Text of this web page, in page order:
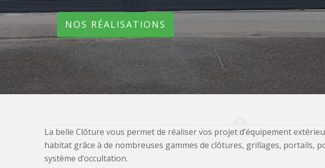
NOS RÉALISATIONS
La belle Clôture vous permet de réaliser vos projet d’équipement
habitat grâce à de nombreuses gammes de clôtures, grillages, portails,
système d’occultation.